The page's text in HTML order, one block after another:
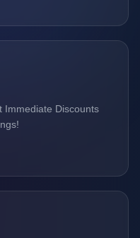
Immediate Discounts